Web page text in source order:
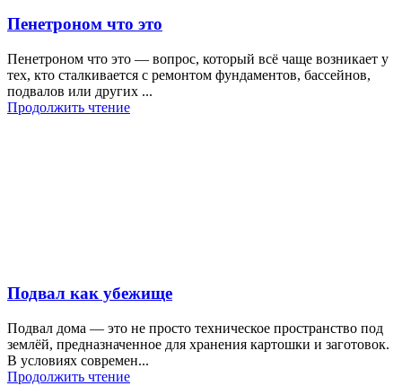
Пенетроном что это
Пенетроном что это — вопрос, который всё чаще возникает у
тех, кто сталкивается с ремонтом фундаментов, бассейнов,
подвалов или других ...
Продолжить чтение
Подвал как убежище
Подвал дома — это не просто техническое пространство под
землёй, предназначенное для хранения картошки и заготовок.
В условиях современ...
Продолжить чтение